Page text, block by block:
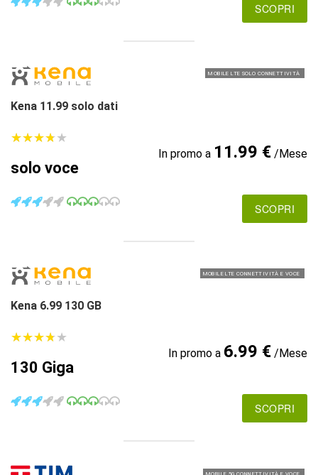
SCOPRI
MOBILE LTE SOLO CONNETTIVITÀ
Kena 11.99 solo dati
★★★★★
★★★★★
solo voce
In promo a 11.99 €/Mese
SCOPRI
MOBILE LTE CONNETTIVITÀ E VOCE
Kena 6.99 130 GB
★★★★★
★★★★★
130 Giga
In promo a 6.99 €/Mese
SCOPRI
MOBILE 5G CONNETTIVITÀ E VOCE